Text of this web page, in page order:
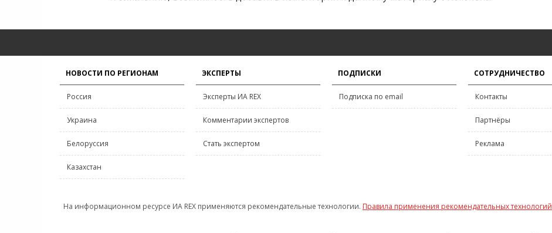
НОВОСТИ ПО РЕГИОНАМ
Россия
Украина
Белоруссия
Казахстан
ЭКСПЕРТЫ
Эксперты ИА REX
Комментарии экспертов
Стать экспертом
ПОДПИСКИ
Подписка по email
СОТРУДНИЧЕСТВО
Контакты
Партнёры
Реклама
На информационном ресурсе ИА REX применяются рекомендательные технологии. Правила применения рекомендательных технологий